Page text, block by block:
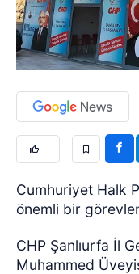
Cumhuriyet Halk
önemli bir
CHP Şanlıurfa İl
Muhammed